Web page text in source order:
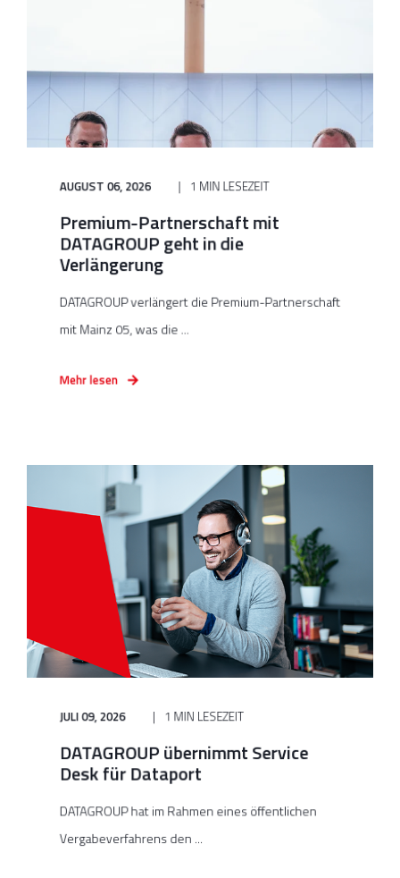
AUGUST 06, 2026 1 MIN LESEZEIT
Premium-Partnerschaft mit
DATAGROUP geht in die
Verlängerung
DATAGROUP verlängert die Premium-Partnerschaft
mit Mainz 05, was die ...
Mehr lesen
JULI 09, 2026 1 MIN LESEZEIT
DATAGROUP übernimmt Service
Desk für Dataport
DATAGROUP hat im Rahmen eines öffentlichen
Vergabeverfahrens den ...